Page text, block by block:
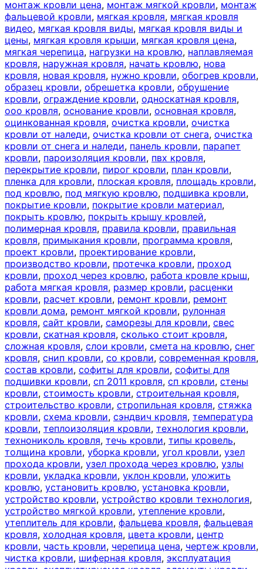
монтаж кровли цена, монтаж мягкой кровли, монтаж
фальцевой кровли, мягкая кровля, мягкая кровля
видео, мягкая кровля виды, мягкая кровля виды и
цены, мягкая кровля крыши, мягкая кровля цена,
мягкая черепица, нагрузки на кровлю, наплавляемая
кровля, наружная кровля, начать кровлю, нова
кровля, новая кровля, нужно кровли, обогрев кровли,
образец кровли, обрешетка кровли, обрушение
кровли, ограждение кровли, односкатная кровля,
ооо кровля, основание кровли, основная кровля,
оцинкованная кровля, очистка кровли, очистка
кровли от наледи, очистка кровли от снега, очистка
кровли от снега и наледи, панель кровли, парапет
кровли, пароизоляция кровли, пвх кровля,
перекрытие кровли, пирог кровли, план кровли,
пленка для кровли, плоская кровля, площадь кровли,
под кровлю, под мягкую кровлю, подшивка кровли,
покрытие кровли, покрытие кровли материал,
покрыть кровлю, покрыть крышу кровлей,
полимерная кровля, правила кровли, правильная
кровля, примыкания кровли, программа кровля,
проект кровли, проектирование кровли,
производство кровли, протечка кровли, проход
кровли, проход через кровлю, работа кровле крыш,
работа мягкая кровля, размер кровли, расценки
кровли, расчет кровли, ремонт кровли, ремонт
кровли дома, ремонт мягкой кровли, рулонная
кровля, сайт кровли, саморезы для кровли, свес
кровли, скатная кровля, сколько стоит кровля,
сложная кровля, слои кровли, смета на кровлю, снег
кровля, снип кровли, со кровли, современная кровля,
состав кровли, софиты для кровли, софиты для
подшивки кровли, сп 2011 кровля, сп кровли, стены
кровли, стоимость кровли, строительная кровля,
строительство кровли, стропильная кровля, стяжка
кровли, схема кровли, сэндвич кровля, температура
кровли, теплоизоляция кровли, технология кровли,
технониколь кровля, течь кровли, типы кровель,
толщина кровли, уборка кровли, угол кровли, узел
прохода кровли, узел прохода через кровлю, узлы
кровли, укладка кровли, уклон кровли, уложить
кровлю, установить кровлю, установка кровли,
устройство кровли, устройство кровли технология,
устройство мягкой кровли, утепление кровли,
утеплитель для кровли, фальцева кровля, фальцевая
кровля, холодная кровля, цвета кровли, центр
кровли, часть кровли, черепица цена, чертеж кровли,
чистка кровли, шиферная кровля, эксплуатация